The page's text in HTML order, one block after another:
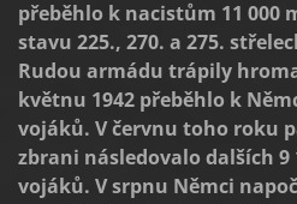
přeběhlo k nacistům 11 000
stavu 225., 270. a 275.
Rudou armádu trápily
květnu 1942 přeběhlo k
vojáků. V červnu toho roku
zbrani následovalo dalších 9
vojáků. V srpnu Němci